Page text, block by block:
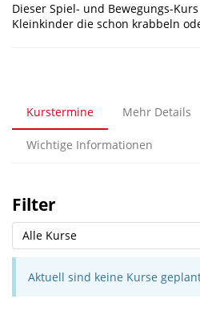
Dieser Spiel- und Bewegungs-
Kleinkinder die schon krabbeln
Kurstermine Mehr Details
Wichtige Informationen
Filter
Alle Kurse
Aktuell sind keine Kurse